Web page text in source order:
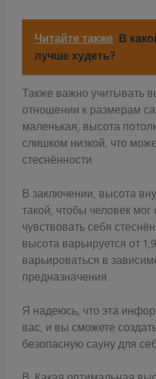
Читайте также В
лучше худеть?
Также важно учитывать
отношении к размерам
маленькая, высота
слишком низкой, что
стеснённости.
В заключении, высота
такой, чтобы человек мог
чувствовать себя
высота варьируется от
варьироваться в
предназначения.
Я надеюсь, что эта
вас, и вы сможете
безопасную сауну для